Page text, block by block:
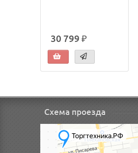
30 799 ₽
Схема проезда